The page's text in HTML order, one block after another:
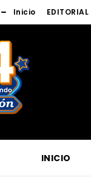
Inicio EDITORIAL
INICIO